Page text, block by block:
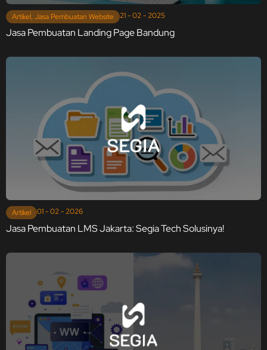
Artikel, Jasa Pembuatan Website 21 - 02 - 2025
Jasa Pembuatan Landing Page Bandung
Artikel 01 - 02 - 2026
Jasa Pembuatan LMS Jakarta: Segia Tech Solusinya!